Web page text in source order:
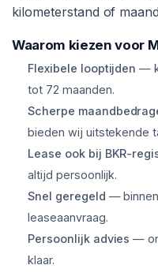
kilometerstand of
Waarom kiezen voor
Flexibele looptijden —
tot 72 maanden.
Scherpe
bieden wij uitstekende
Lease ook bij BKR-
altijd persoonlijk.
Snel geregeld —
leaseaanvraag.
Persoonlijk advies —
klaar.